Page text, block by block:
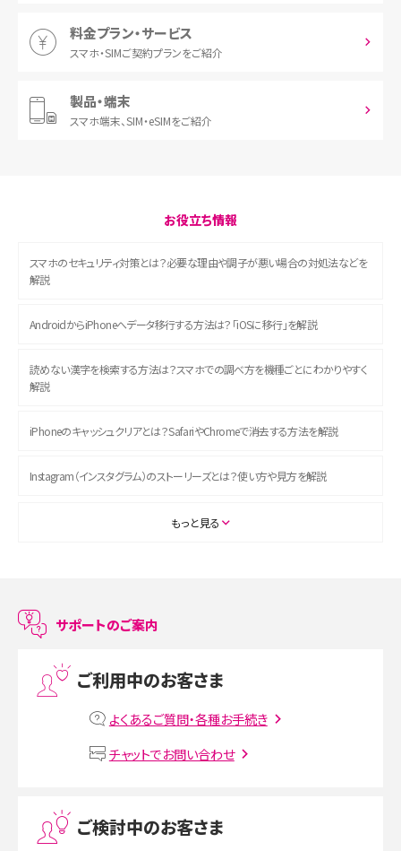
料金プラン・サービス
スマホ・SIMご契約プランをご紹介
製品・端末
スマホ端末、SIM・eSIMをご紹介
お役立ち情報
スマホのセキュリティ対策とは？必要な理由や調子が悪い場合の対処法などを
解説
AndroidからiPhoneへデータ移行する方法は？「iOSに移行」を解説
読めない漢字を検索する方法は？スマホでの調べ方を機種ごとにわかりやすく
解説
iPhoneのキャッシュクリアとは？SafariやChromeで消去する方法を解説
Instagram（インスタグラム）のストーリーズとは？使い方や見方を解説
ASMRとは？初心者向けの代表ジャンルや楽しみ方を解説
LINEで友だちを削除する方法は？方法ごとの影響や復活・復元する方法も解説
MNOとは？MVNOやMVNEとの違いやメリット・デメリットを解説
VPN接続とは？仕組みや必要性、メリット・デメリット、接続方法を解説
Instagram（インスタグラム）でスクショするとバレる？バレるケースや撮り方も解
もっと見る
サポートのご案内
ご利用中のお客さま
よくあるご質問・各種お手続き
チャットでお問い合わせ
ご検討中のお客さま